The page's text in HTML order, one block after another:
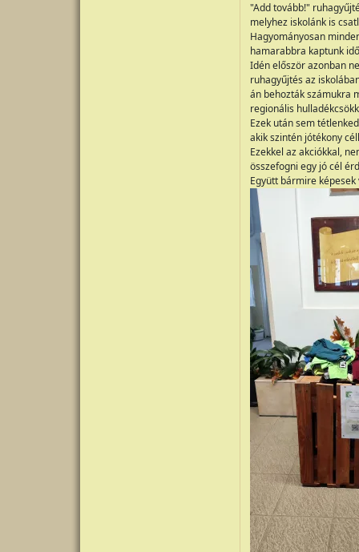
"Add tovább!"
melyhez iskolánk is
Hagyományosan
hamarabbra kaptunk
Idén először azonban
ruhagyűjtés az
án behozták számukra
regionális
Ezek után sem
akik szintén jótékony
Ezekkel az akciókkal,
összefogni egy jó cél
Együtt bármire